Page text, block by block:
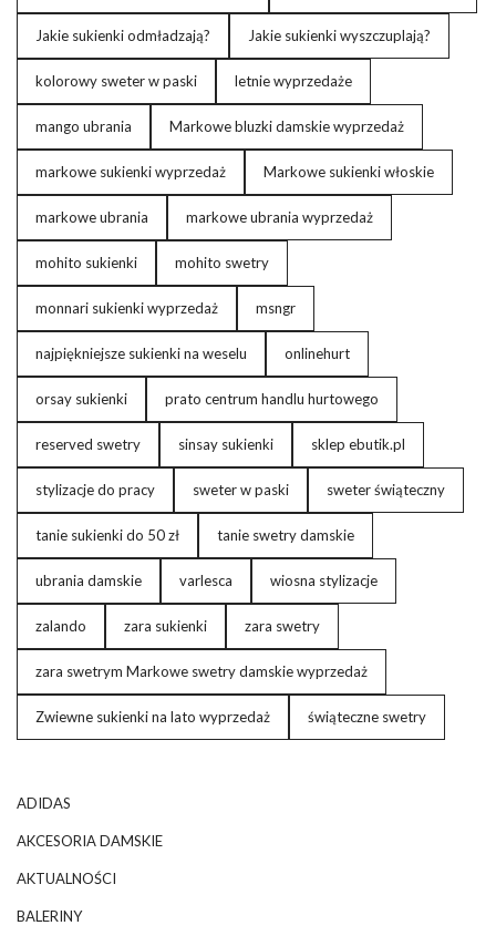
Jakie sukienki odmładzają? Jakie sukienki wyszczuplają?
kolorowy sweter w paski letnie wyprzedaże
mango ubrania Markowe bluzki damskie wyprzedaż
markowe sukienki wyprzedaż Markowe sukienki włoskie
markowe ubrania markowe ubrania wyprzedaż
mohito sukienki mohito swetry
monnari sukienki wyprzedaż msngr
najpiękniejsze sukienki na weselu onlinehurt
orsay sukienki prato centrum handlu hurtowego
reserved swetry sinsay sukienki sklep ebutik.pl
stylizacje do pracy sweter w paski sweter świąteczny
tanie sukienki do 50 zł tanie swetry damskie
ubrania damskie varlesca wiosna stylizacje
zalando zara sukienki zara swetry
zara swetrym Markowe swetry damskie wyprzedaż
Zwiewne sukienki na lato wyprzedaż świąteczne swetry
ADIDAS
AKCESORIA DAMSKIE
AKTUALNOŚCI
BALERINY